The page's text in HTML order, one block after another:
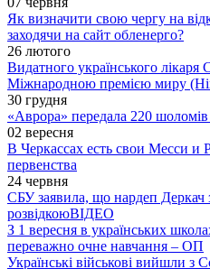
Як визначити свою чергу на
заходячи на сайт обленерго?
26 лютого
Видатного українського лікаря
Міжнародною премією миру
30 грудня
«Аврора» передала 220
02 вересня
В Черкассах есть свои Месси и
первенства
24 червня
СБУ заявила, що нардеп Деркач
розвідкоюВІДЕО
З 1 вересня в українських
переважно очне навчання – ОП
Українські військові вийшли з